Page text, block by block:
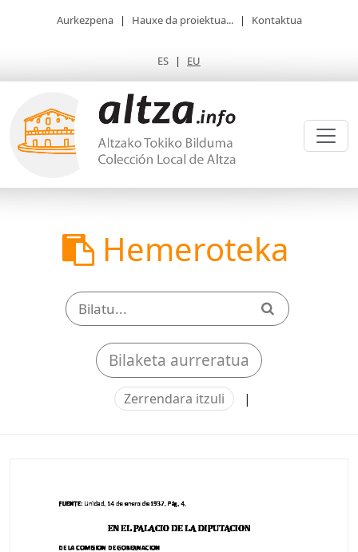
Aurkezpena | Hauxe da proiektua... | Kontaktua
ES | EU
Hemeroteka
Bilaketa aurreratua
Zerrendara itzuli |